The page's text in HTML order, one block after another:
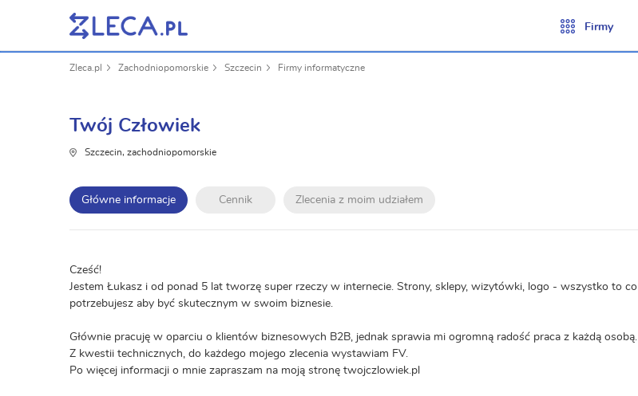
Firmy
Zleca.pl Zachodniopomorskie Szczecin Firmy informatyczne
Twój Człowiek
Szczecin, zachodniopomorskie
Główne informacje Cennik Zlecenia z moim udziałem
Cześć!
Jestem Łukasz i od ponad 5 lat tworzę super rzeczy w internecie. Strony, sklepy, wizytówki, logo - wszystko to co
potrzebujesz aby być skutecznym w swoim biznesie.
Głównie pracuję w oparciu o klientów biznesowych B2B, jednak sprawia mi ogromną radość praca z każdą osobą.
Z kwestii technicznych, do każdego mojego zlecenia wystawiam FV.
Po więcej informacji o mnie zapraszam na moją stronę twojczlowiek.pl